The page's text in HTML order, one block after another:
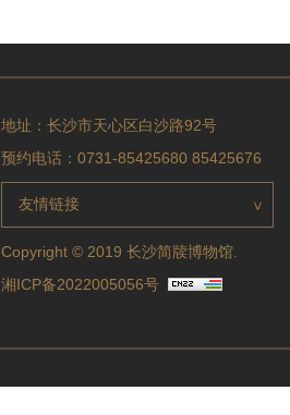
地址：长沙市天心区白沙路92号
预约电话：0731-85425680 85425676
友情链接 >
Copyright © 2019 长沙简牍博物馆.
湘ICP备2022005056号